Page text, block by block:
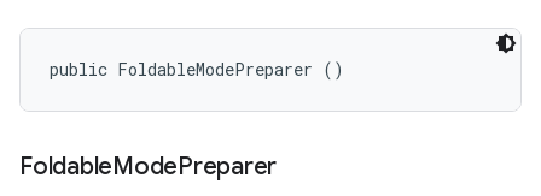
public FoldableModePreparer ()
FoldableModePreparer